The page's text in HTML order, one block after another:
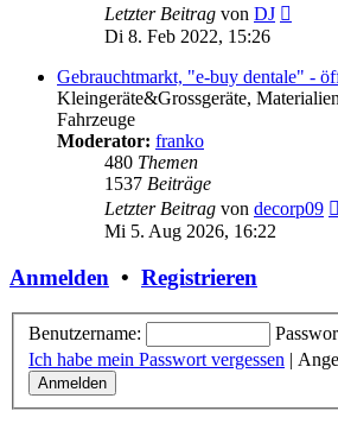
Letzter Beitrag von DJ
Di 8. Feb 2022, 15:26
Gebrauchtmarkt, "e-buy dentale" -
Kleingeräte&Grossgeräte,
Fahrzeuge
Moderator: franko
480 Themen
1537 Beiträge
Letzter Beitrag von decorp09
Mi 5. Aug 2026, 16:22
Anmelden • Registrieren
Benutzername:
Ich habe mein Passwort vergessen |